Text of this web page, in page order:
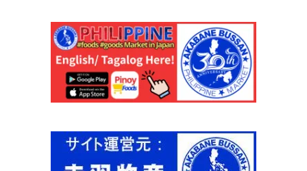
匹
【
台
湾
産
】
個